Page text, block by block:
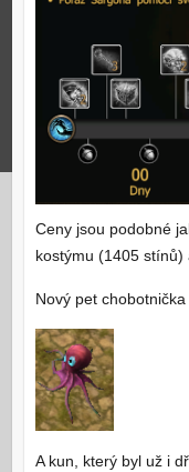
Ceny jsou podobné
kostýmu (1405 stínů)
Nový pet
A kun, který byl už i